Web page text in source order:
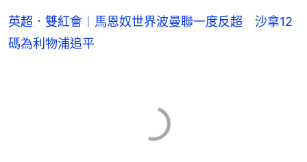
英超．雙紅會︱馬恩奴世界波曼聯一度反超 沙拿12
碼為利物浦追平